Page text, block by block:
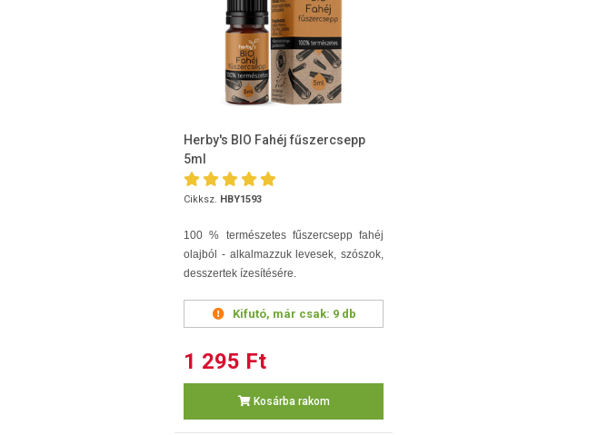
Herby's BIO Fahéj fűszercsepp
5ml
Cikksz. HBY1593
100 % természetes fűszercsepp fahéj
olajból - alkalmazzuk levesek, szószok,
desszertek ízesítésére.
Kifutó, már csak: 9 db
1 295 Ft
Kosárba rakom